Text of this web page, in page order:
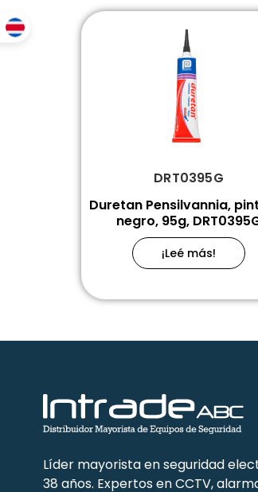
DRT0395G
Duretan Pensilvannia,
negro, 95g,
¡Leé más!
Líder mayorista en seguridad
38 años. Expertos en CCTV,